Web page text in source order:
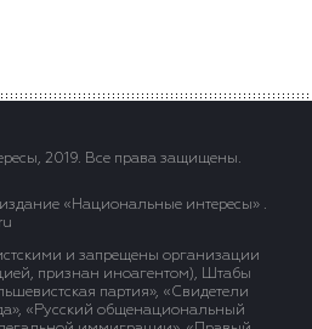
2019. Все права защищены.
«Национальные интересы» .
и запрещены организации
признан иноагентом), Штабы
партия», «Свидетели
«Русский общенациональный